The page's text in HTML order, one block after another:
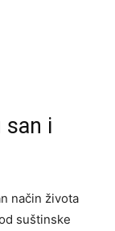
san i
način života
suštinske